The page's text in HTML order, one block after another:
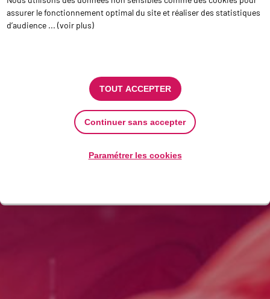
assurer le fonctionnement optimal du site et réaliser des statistiques
d’audience ... (voir plus)
TOUT ACCEPTER
Continuer sans accepter
Paramétrer les cookies